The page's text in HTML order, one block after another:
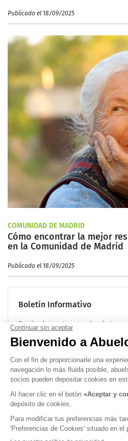
Publicado el 18/09/2025
COMUNIDAD DE MADRID
Cómo encontrar la mejor
en la Comunidad de Madrid
Publicado el 18/09/2025
Boletín Informativo
Recibe las noticias sobre la